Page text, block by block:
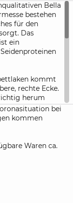
Bella
bestehen
für den
Das
ein
kommt
rechte Ecke.
herum
für
Ihr
bei
kommen
Waren ca.